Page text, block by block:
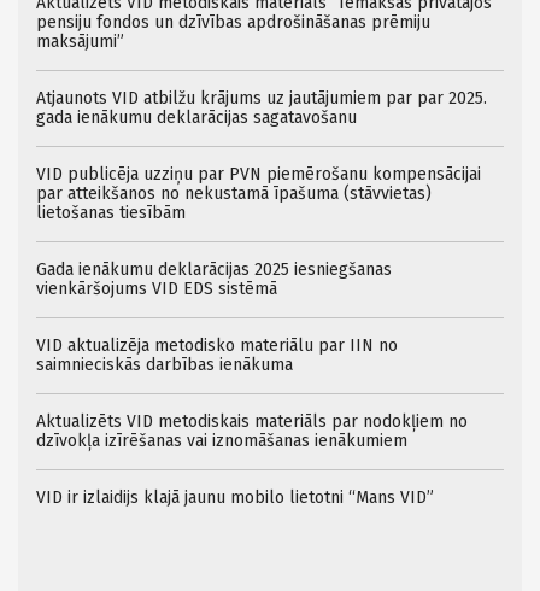
pensiju fondos un dzīvības apdrošināšanas prēmiju
maksājumi”
Atjaunots VID atbilžu krājums uz jautājumiem par par 2025.
gada ienākumu deklarācijas sagatavošanu
VID publicēja uzziņu par PVN piemērošanu kompensācijai
par atteikšanos no nekustamā īpašuma (stāvvietas)
lietošanas tiesībām
Gada ienākumu deklarācijas 2025 iesniegšanas
vienkāršojums VID EDS sistēmā
VID aktualizēja metodisko materiālu par IIN no
saimnieciskās darbības ienākuma
Aktualizēts VID metodiskais materiāls par nodokļiem no
dzīvokļa izīrēšanas vai iznomāšanas ienākumiem
VID ir izlaidijs klajā jaunu mobilo lietotni “Mans VID”